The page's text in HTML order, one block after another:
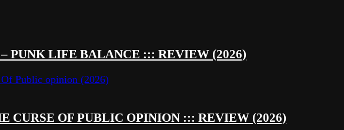
PUNK LIFE BALANCE ::: REVIEW (2026)
CURSE OF PUBLIC OPINION ::: REVIEW (2026)